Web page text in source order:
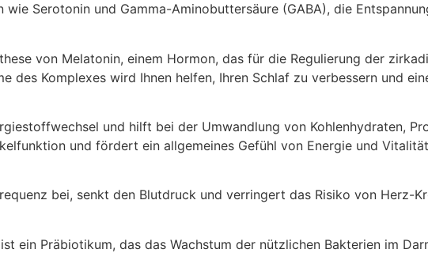
Serotonin und Gamma-Aminobuttersäure (GABA), die
von Melatonin, einem Hormon, das für die Regulierung der
des Komplexes wird Ihnen helfen, Ihren Schlaf zu verbessern und
und hilft bei der Umwandlung von Kohlenhydraten,
und fördert ein allgemeines Gefühl von Energie und
bei, senkt den Blutdruck und verringert das Risiko von Herz-
ein Präbiotikum, das das Wachstum der nützlichen Bakterien im